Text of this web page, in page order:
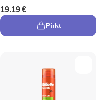
19.19 €
Pirkt